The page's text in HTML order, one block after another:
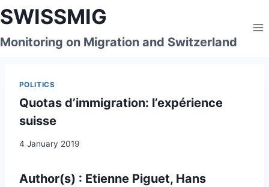
Skip
to
content
SWISSMIG
Monitoring on Migration and Switzerland
POLITICS
Quotas d’immigration: l’expérience
suisse
4 January 2019
Author(s) : Etienne Piguet, Hans